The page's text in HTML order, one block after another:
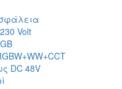
Volt
DC 48V